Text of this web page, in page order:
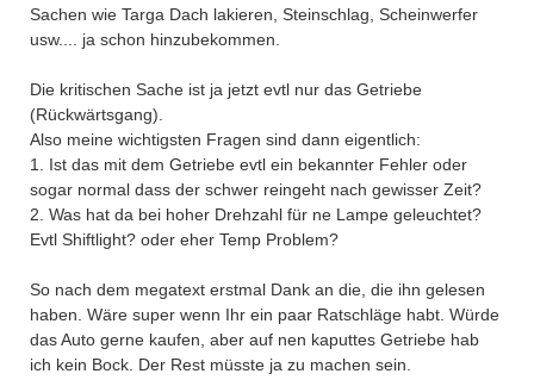
Sachen wie Targa Dach lakieren, Steinschlag, Scheinwerfer
usw.... ja schon hinzubekommen.
Die kritischen Sache ist ja jetzt evtl nur das Getriebe
(Rückwärtsgang).
Also meine wichtigsten Fragen sind dann eigentlich:
1. Ist das mit dem Getriebe evtl ein bekannter Fehler oder
sogar normal dass der schwer reingeht nach gewisser Zeit?
2. Was hat da bei hoher Drehzahl für ne Lampe geleuchtet?
Evtl Shiftlight? oder eher Temp Problem?
So nach dem megatext erstmal Dank an die, die ihn gelesen
haben. Wäre super wenn Ihr ein paar Ratschläge habt. Würde
das Auto gerne kaufen, aber auf nen kaputtes Getriebe hab
ich kein Bock. Der Rest müsste ja zu machen sein.